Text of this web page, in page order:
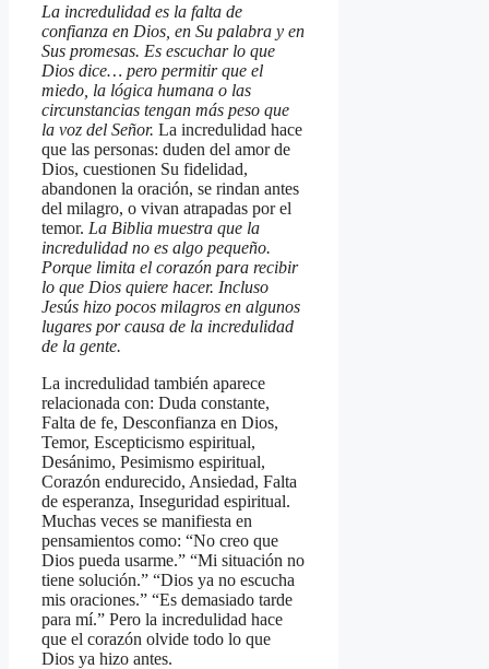
La incredulidad es la falta de
confianza en Dios, en Su palabra y en
Sus promesas. Es escuchar lo que
Dios dice… pero permitir que el
miedo, la lógica humana o las
circunstancias tengan más peso que
la voz del Señor. La incredulidad hace
que las personas: duden del amor de
Dios, cuestionen Su fidelidad,
abandonen la oración, se rindan antes
del milagro, o vivan atrapadas por el
temor. La Biblia muestra que la
incredulidad no es algo pequeño.
Porque limita el corazón para recibir
lo que Dios quiere hacer. Incluso
Jesús hizo pocos milagros en algunos
lugares por causa de la incredulidad
de la gente.
La incredulidad también aparece
relacionada con: Duda constante,
Falta de fe, Desconfianza en Dios,
Temor, Escepticismo espiritual,
Desánimo, Pesimismo espiritual,
Corazón endurecido, Ansiedad, Falta
de esperanza, Inseguridad espiritual.
Muchas veces se manifiesta en
pensamientos como: “No creo que
Dios pueda usarme.” “Mi situación no
tiene solución.” “Dios ya no escucha
mis oraciones.” “Es demasiado tarde
para mí.” Pero la incredulidad hace
que el corazón olvide todo lo que
Dios ya hizo antes.